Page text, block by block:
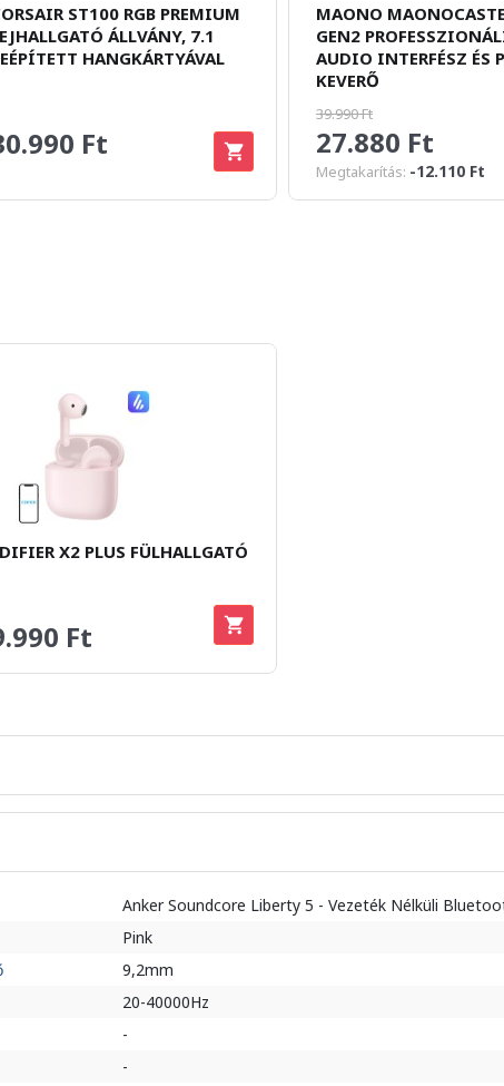
ST100 RGB PREMIUM
ÁLLVÁNY, 7.1
HANGKÁRTYÁVAL
Ft
MAONO
GEN2
AUDIO INTERFÉSZ ÉS
KEVERŐ
39.990 Ft
27.880 Ft
Megtakarítás: -12.110 Ft
X2 PLUS FÜLHALLGATÓ
Ft
Anker Soundcore Liberty 5 - Vezeték Nélküli
Pink
9,2mm
20-40000Hz
-
-